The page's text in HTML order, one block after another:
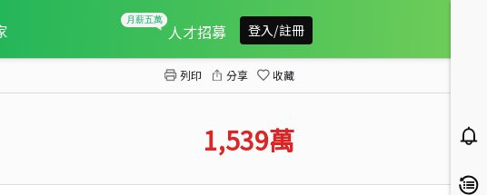
人才招募 登入/註冊
列印 分享 收藏
1,539萬